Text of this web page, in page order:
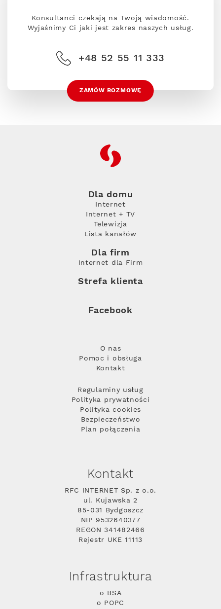
Konsultanci czekają na Twoją wiadomość.
Wyjaśnimy Ci jaki jest zakres naszych usług.
+48 52 55 11 333
ZAMÓW ROZMOWĘ
RFC
Dla domu
Internet
Internet + TV
Telewizja
Lista kanałów
Dla firm
Internet dla Firm
Strefa klienta
Facebook
O nas
Pomoc i obsługa
Kontakt
Regulaminy usług
Polityka prywatności
Polityka cookies
Bezpieczeństwo
Plan połączenia
Kontakt
RFC INTERNET Sp. z o.o.
ul. Kujawska 2
85-031 Bydgoszcz
NIP 9532640377
REGON 341482466
Rejestr UKE 11113
Infrastruktura
o BSA
o POPC